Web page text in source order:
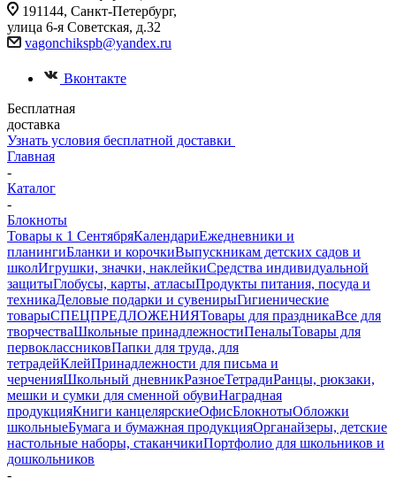
191144, Санкт-Петербург,
улица 6-я Советская, д.32
vagonchikspb@yandex.ru
Вконтакте
Бесплатная
доставка
Узнать условия бесплатной доставки
Главная
-
Каталог
-
Блокноты
Товары к 1 СентябряКалендариЕжедневники и
планингиБланки и корочкиВыпускникам детских садов и
школИгрушки, значки, наклейкиСредства индивидуальной
защитыГлобусы, карты, атласыПродукты питания, посуда и
техникаДеловые подарки и сувенирыГигиенические
товарыСПЕЦПРЕДЛОЖЕНИЯТовары для праздникаВсе для
творчестваШкольные принадлежностиПеналыТовары для
первоклассниковПапки для труда, для
тетрадейКлейПринадлежности для письма и
черченияШкольный дневникРазноеТетрадиРанцы, рюкзаки,
мешки и сумки для сменной обувиНаградная
продукцияКниги канцелярскиеОфисБлокнотыОбложки
школьныеБумага и бумажная продукцияОрганайзеры, детские
настольные наборы, стаканчикиПортфолио для школьников и
дошкольников
-